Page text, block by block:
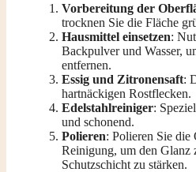
Vorbereitung der
trocknen Sie die Fläche
Hausmittel einsetzen:
Backpulver und Wasser,
entfernen.
Essig und Zitronensaft:
hartnäckigen Rostflecken.
Edelstahlreiniger:
und schonend.
Polieren: Polieren Sie die
Reinigung, um den Glanz
Schutzschicht zu stärken.